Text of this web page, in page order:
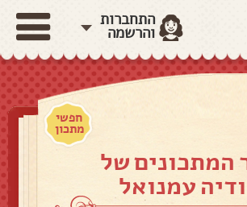
התחברות
והרשמה
חפשי
מתכון
המתכונים של
עמנואל